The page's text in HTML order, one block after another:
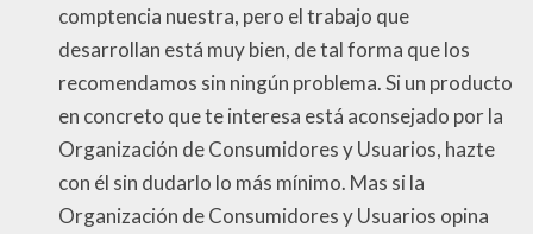
comptencia nuestra, pero el trabajo que
desarrollan está muy bien, de tal forma que los
recomendamos sin ningún problema. Si un producto
en concreto que te interesa está aconsejado por la
Organización de Consumidores y Usuarios, hazte
con él sin dudarlo lo más mínimo. Mas si la
Organización de Consumidores y Usuarios opina